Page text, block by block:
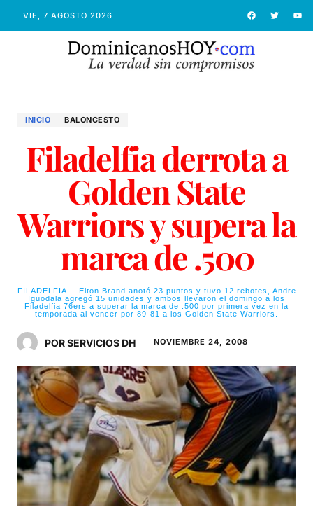
VIE, 7 AGOSTO 2026
INICIO BALONCESTO
Filadelfia derrota a
Golden State
Warriors y supera la
marca de .500
FILADELFIA -- Elton Brand anotó 23 puntos y tuvo 12 rebotes, Andre
Iguodala agregó 15 unidades y ambos llevaron el domingo a los
Filadelfia 76ers a superar la marca de .500 por primera vez en la
temporada al vencer por 89-81 a los Golden State Warriors.
POR SERVICIOS DH NOVIEMBRE 24, 2008